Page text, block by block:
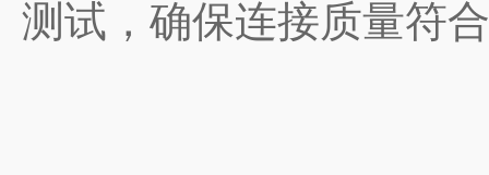
测试，确保连接质量符